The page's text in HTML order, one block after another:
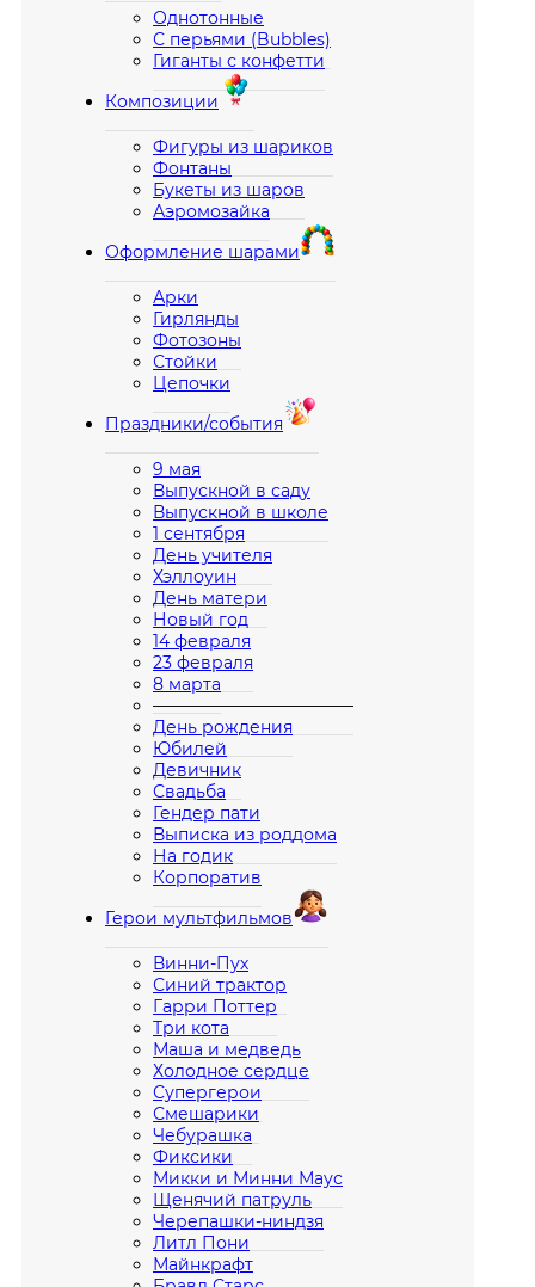
Однотонные
С перьями (Bubbles)
Гиганты с конфетти
Композиции
Фигуры из шариков
Фонтаны
Букеты из шаров
Аэромозайка
Оформление шарами
Арки
Гирлянды
Фотозоны
Стойки
Цепочки
Праздники/события
9 мая
Выпускной в саду
Выпускной в школе
1 сентября
День учителя
Хэллоуин
День матери
Новый год
14 февраля
23 февраля
8 марта
————————————
День рождения
Юбилей
Девичник
Свадьба
Гендер пати
Выписка из роддома
На годик
Корпоратив
Герои мультфильмов
Винни-Пух
Синий трактор
Гарри Поттер
Три кота
Маша и медведь
Холодное сердце
Супергерои
Смешарики
Чебурашка
Фиксики
Микки и Минни Маус
Щенячий патруль
Черепашки-ниндзя
Литл Пони
Майнкрафт